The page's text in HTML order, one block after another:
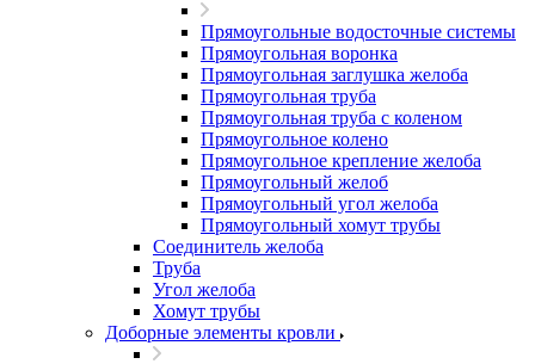
Прямоугольные водосточные системы
Прямоугольная воронка
Прямоугольная заглушка желоба
Прямоугольная труба
Прямоугольная труба c коленом
Прямоугольное колено
Прямоугольное крепление желоба
Прямоугольный желоб
Прямоугольный угол желоба
Прямоугольный хомут трубы
Соединитель желоба
Труба
Угол желоба
Хомут трубы
Доборные элементы кровли